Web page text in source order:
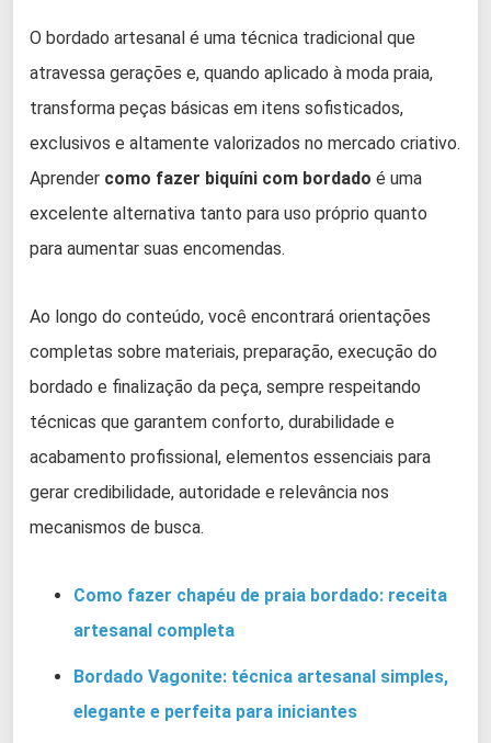
O bordado artesanal é uma técnica tradicional que
atravessa gerações e, quando aplicado à moda praia,
transforma peças básicas em itens sofisticados,
exclusivos e altamente valorizados no mercado criativo.
Aprender como fazer biquíni com bordado é uma
excelente alternativa tanto para uso próprio quanto
para aumentar suas encomendas.
Ao longo do conteúdo, você encontrará orientações
completas sobre materiais, preparação, execução do
bordado e finalização da peça, sempre respeitando
técnicas que garantem conforto, durabilidade e
acabamento profissional, elementos essenciais para
gerar credibilidade, autoridade e relevância nos
mecanismos de busca.
Como fazer chapéu de praia bordado: receita
artesanal completa
Bordado Vagonite: técnica artesanal simples,
elegante e perfeita para iniciantes